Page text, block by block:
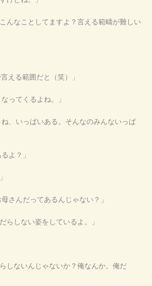
んなことしてますよ？言える範疇が難しい
える範囲だと（笑）」
ってくるよね。」
、いっぱいある。そんなのみんないっぱ
よ？」
さんだってあるんじゃない？」
らしない姿をしているよ。」
しないんじゃないか？俺なんか。俺だ